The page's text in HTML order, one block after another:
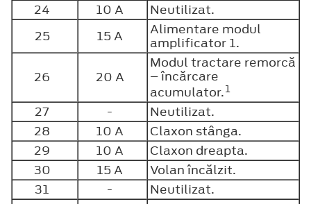
24
10 A
Neutilizat.
25
15 A
Alimentare modul
amplificator 1.
26 20 A
Modul tractare remorcă
– încărcare
acumulator.1
27 -
Neutilizat.
28
10 A
Claxon stânga.
29
10 A
Claxon dreapta.
30
15 A
Volan încălzit.
31
-
Neutilizat.